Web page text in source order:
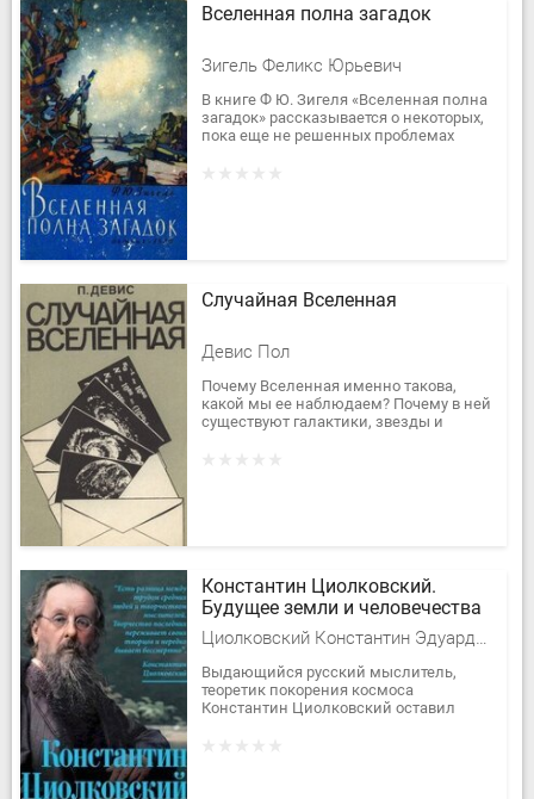
Вселенная полна загадок
Зигель Феликс Юрьевич
В книге Ф Ю. Зигеля «Вселенная полна
загадок» рассказывается о некоторых,
пока еще не решенных проблемах
Случайная Вселенная
Девис Пол
Почему Вселенная именно такова,
какой мы ее наблюдаем? Почему в ней
существуют галактики, звезды и
Константин Циолковский.
Будущее земли и человечества
Циолковский Константин Эдуардович, Замостьянов Арсений Александрович
Выдающийся русский мыслитель,
теоретик покорения космоса
Константин Циолковский оставил